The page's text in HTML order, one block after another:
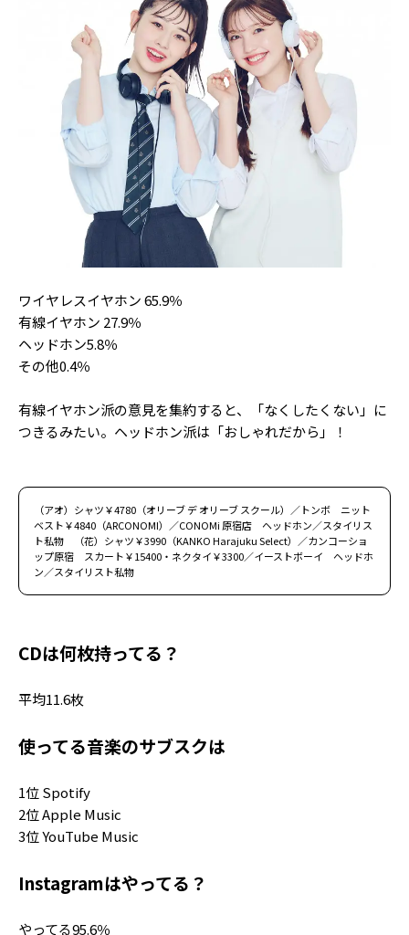
バックナンバー
INFORMATION
Seventeenについて
Follow us
ST member
新規会員登録・ログイン
ワイヤレスイヤホン 65.9％
有線イヤホン 27.9％
ヘッドホン5.8％
その他0.4％
有線イヤホン派の意見を集約すると、「なくしたくない」に
つきるみたい。ヘッドホン派は「おしゃれだから」！
（アオ）シャツ￥4780（オリーブ デ オリーブ スクール）／トンボ ニット
ベスト￥4840（ARCONOMI）／CONOMi 原宿店 ヘッドホン／スタイリス
ト私物 （花）シャツ￥3990（KANKO Harajuku Select）／カンコーショ
ップ原宿 スカート￥15400・ネクタイ￥3300／イーストボーイ ヘッドホ
ン／スタイリスト私物
CDは何枚持ってる？
平均11.6枚
使ってる音楽のサブスクは
1位 Spotify
2位 Apple Music
3位 YouTube Music
Instagramはやってる？
やってる95.6％